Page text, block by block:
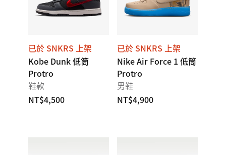
已於 SNKRS 上架
Kobe Dunk 低筒
Protro
鞋款
NT$4,500
已於 SNKRS 上架
Nike Air Force 1 低筒
Protro
男鞋
NT$4,900